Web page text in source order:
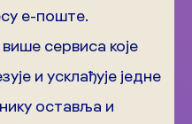
е-поште.
сервиса које
и усклађује једне
оставља и